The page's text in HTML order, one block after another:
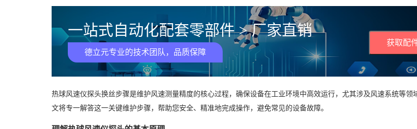
一站式自动化配套零部件 > 厂家直销
德立元专业的技术团队，品质保障
获取配
热球风速仪探头换丝步骤是维护风速测量精度的核心过程，确保设备在工业环境中高效运行，尤其涉及风速系统等领
文将专一解答这一关键维护步骤，帮助您安全、精准地完成操作，避免常见的设备故障。